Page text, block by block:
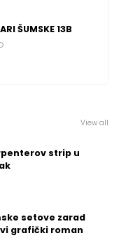
ŠUMSKE 13B
View all
strip u
setove zarad
grafički roman